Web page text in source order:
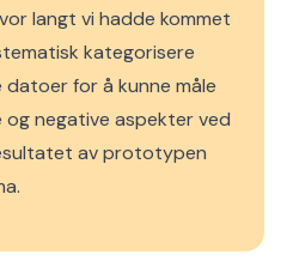
langt vi hadde kommet
kategorisere
datoer for å kunne måle
og negative aspekter ved
av prototypen